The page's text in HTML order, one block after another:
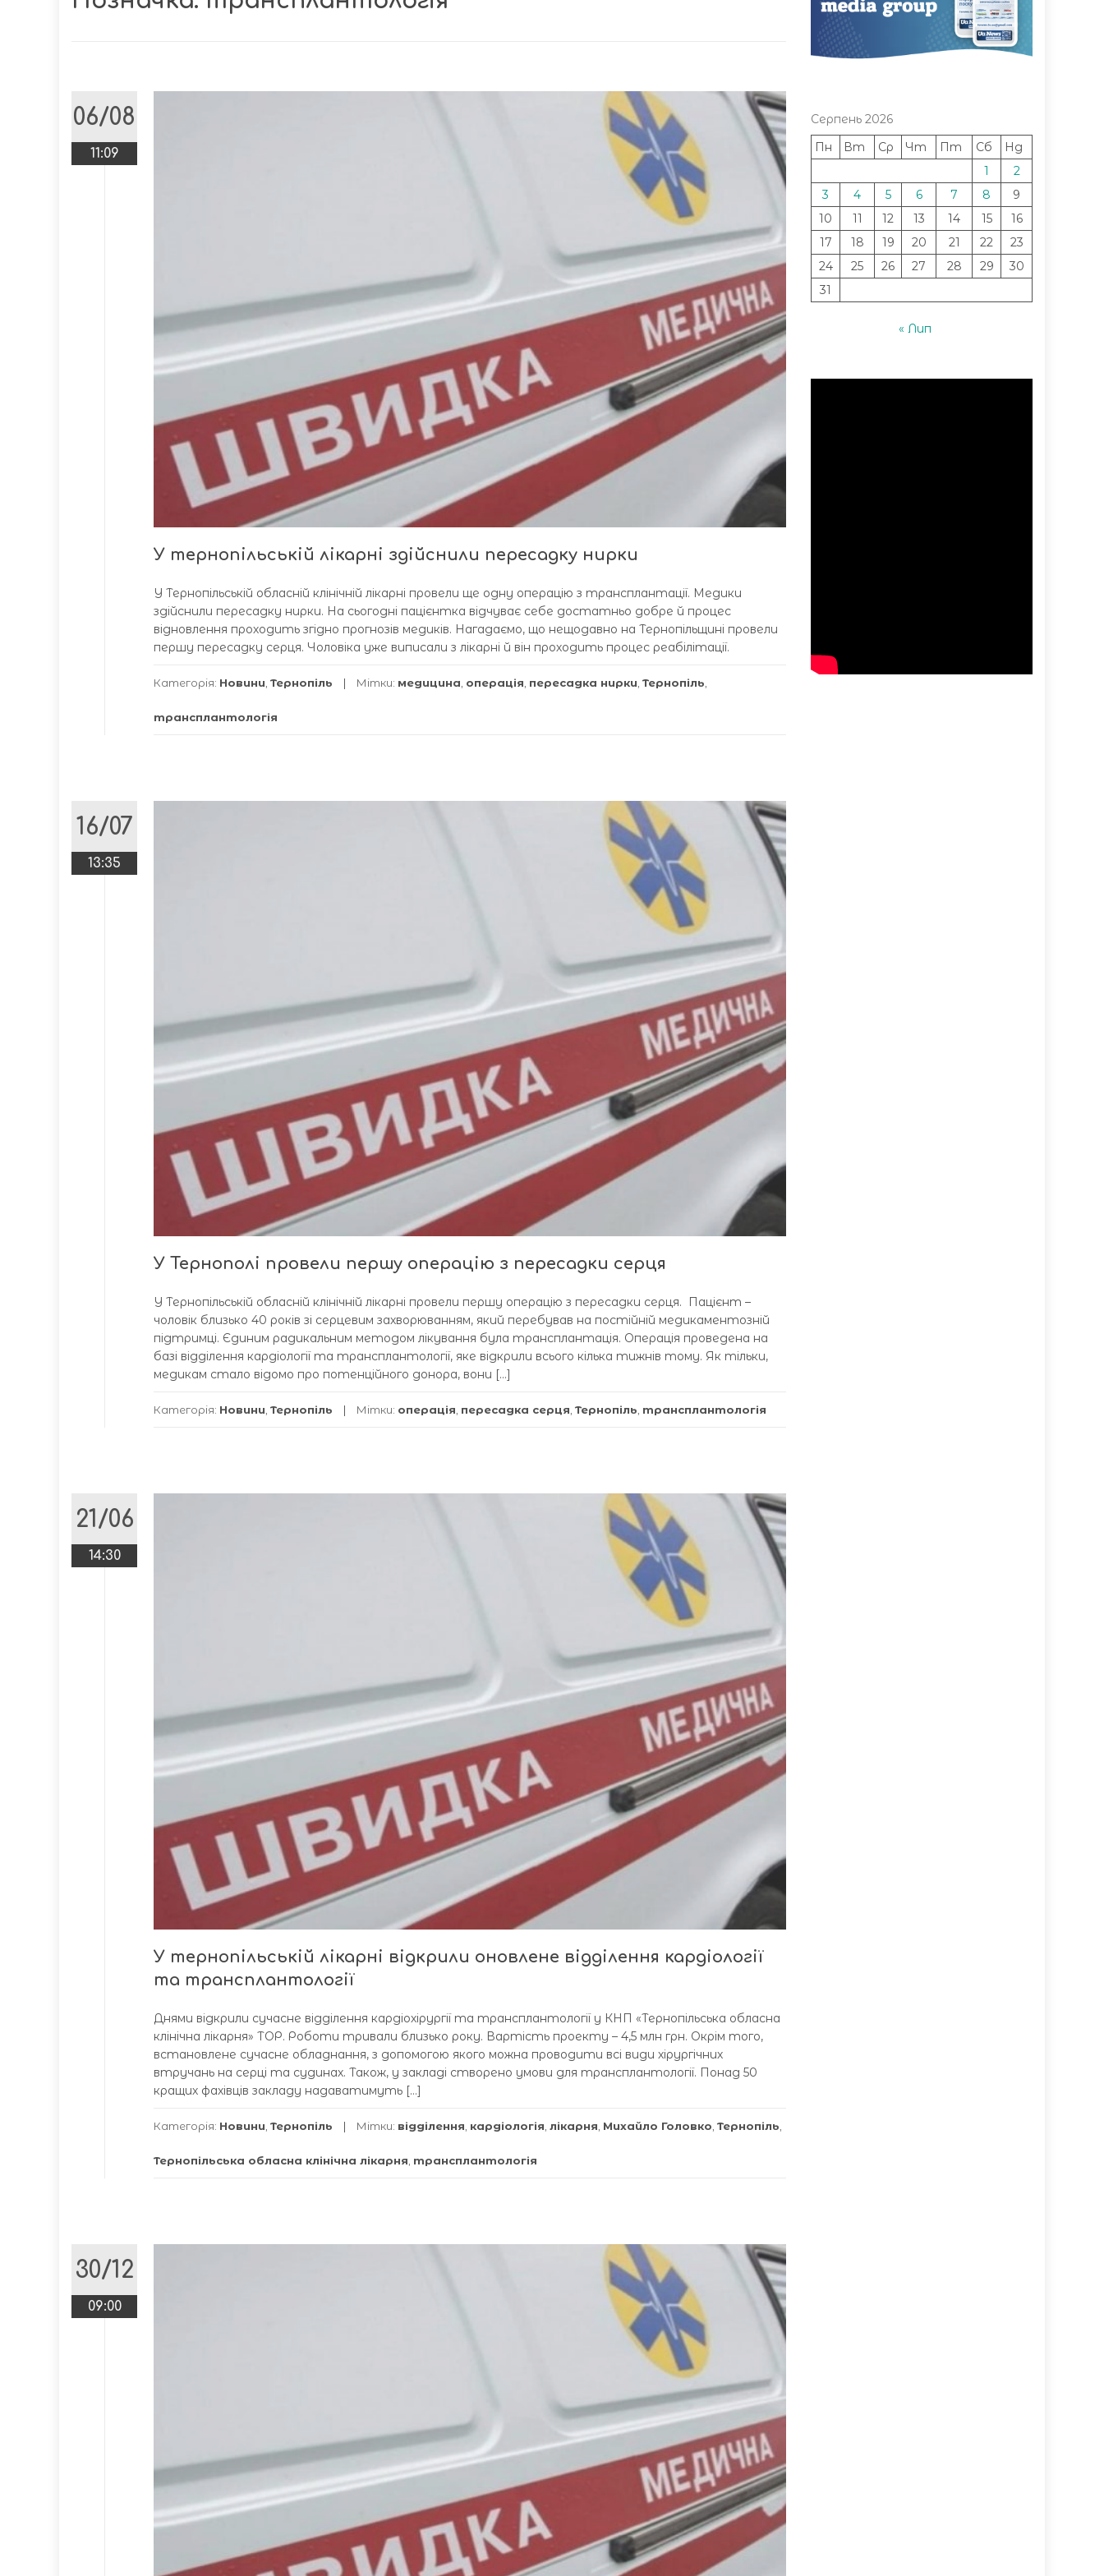
06/08
11:09
У тернопільській лікарні здійснили пересадку нирки
У Тернопільській обласній клінічній лікарні провели ще одну операцію з трансплантації. Медики
здійснили пересадку нирки. На сьогодні пацієнтка відчуває себе достатньо добре й процес
відновлення проходить згідно прогнозів медиків. Нагадаємо, що нещодавно на Тернопільщині провели
першу пересадку серця. Чоловіка уже виписали з лікарні й він проходить процес реабілітації.
Категорія: Новини Тернопіль Мітки: медицина операція пересадка нирки Тернопіль
трансплантологія
16/07
13:35
У Тернополі провели першу операцію з пересадки серця
У Тернопільській обласній клінічній лікарні провели першу операцію з пересадки серця. Пацієнт –
чоловік близько 40 років зі серцевим захворюванням, який перебував на постійній медикаментозній
підтримці. Єдиним радикальним методом лікування була трансплантація. Операція проведена на
базі відділення кардіології та трансплантології, яке відкрили всього кілька тижнів тому. Як тільки,
медикам стало відомо про потенційного донора, вони […]
Категорія: Новини Тернопіль Мітки: операція пересадка серця Тернопіль трансплантологія
21/06
14:30
У тернопільській лікарні відкрили оновлене відділення кардіології
та трансплантології
Днями відкрили сучасне відділення кардіохірургії та трансплантології у КНП «Тернопільська обласна
клінічна лікарня» ТОР. Роботи тривали близько року. Вартість проекту – 4,5 млн грн. Окрім того,
встановлене сучасне обладнання, з допомогою якого можна проводити всі види хірургічних
втручань на серці та судинах. Також, у закладі створено умови для трансплантології. Понад 50
кращих фахівців закладу надаватимуть […]
Категорія: Новини Тернопіль Мітки: відділення кардіологія лікарня Михайло Головко Тернопіль
Тернопільська обласна клінічна лікарня трансплантологія
30/12
09:00
Серпень 2026
Пн
Вт Ср Чт Пт Сб
Нд
1
2
3
4 5 6 7 8
9
10
11 12 13 14 15
16
17
18 19 20 21 22
23
24
25 26 27 28 29
30
31
« Лип